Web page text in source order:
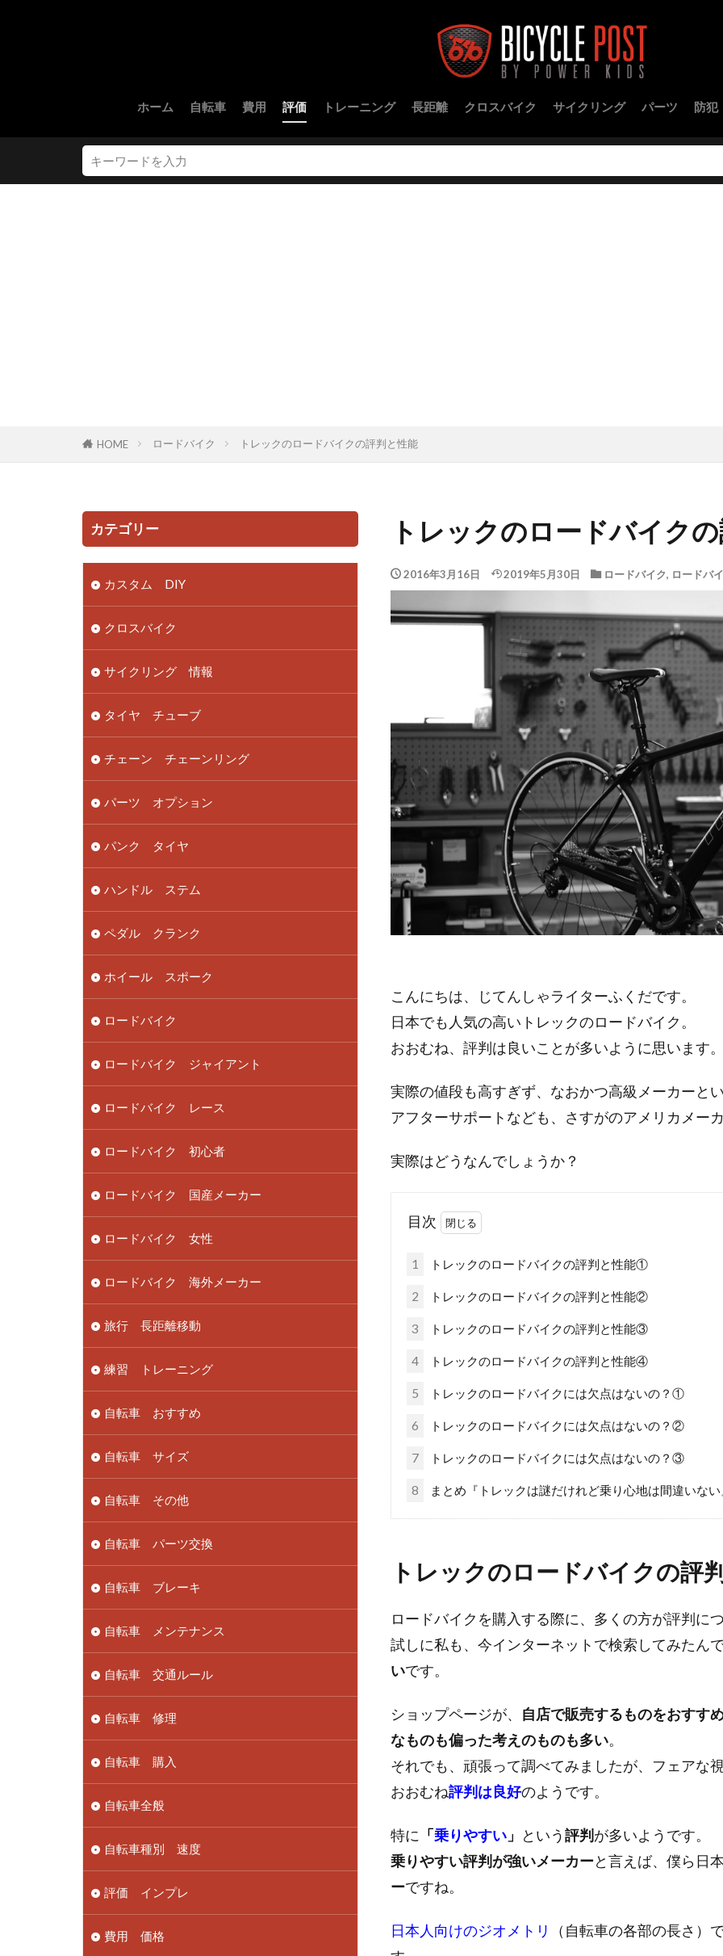
ホーム 自転車 費用 評価 トレーニング 長距離 クロスバイク サイクリング パーツ 防犯
HOME ロードバイク トレックのロードバイクの評判と性能
トレックのロードバイク
2016年3月16日 2019年5月30日 ロードバイク, ロードバ
こんにちは、じてんしゃライターふくだです。
日本でも人気の高いトレックのロードバイク。
おおむね、評判は良いことが多いように思います
実際の値段も高すぎず、なおかつ高級メーカーと
アフターサポートなども、さすがのアメリカメー
実際はどうなんでしょうか？
目次
1 トレックのロードバイクの評判と性能①
2 トレックのロードバイクの評判と性能②
3 トレックのロードバイクの評判と性能③
4 トレックのロードバイクの評判と性能④
5 トレックのロードバイクには欠点はないの？①
6 トレックのロードバイクには欠点はないの？②
7 トレックのロードバイクには欠点はないの？③
8 まとめ『トレックは謎だけれど乗り心地は間違いない
トレックのロードバイクの評
ロードバイクを購入する際に、多くの方が評判に
試しに私も、今インターネットで検索してみたん
いです。
ショップページが、 自店で販売するものをおすす
なものも偏った考えのものも多い。
それでも、頑張って調べてみましたが、フェアな
おおむね評判は良好のようです。
特に 「乗りやすい 」 という評判 が多いようです。
乗りやすい評判が強いメーカーと言えば、僕ら日
ーですね。
日本人向けのジオメトリ
（自転車の各部の長さ）
カテゴリー
カスタム DIY
クロスバイク
サイクリング 情報
タイヤ チューブ
チェーン チェーンリング
パーツ オプション
パンク タイヤ
ハンドル ステム
ペダル クランク
ホイール スポーク
ロードバイク
ロードバイク ジャイアント
ロードバイク レース
ロードバイク 初心者
ロードバイク 国産メーカー
ロードバイク 女性
ロードバイク 海外メーカー
旅行 長距離移動
練習 トレーニング
自転車 おすすめ
自転車 サイズ
自転車 その他
自転車 パーツ交換
自転車 ブレーキ
自転車 メンテナンス
自転車 交通ルール
自転車 修理
自転車 購入
自転車全般
自転車種別 速度
評価 インプレ
費用 価格